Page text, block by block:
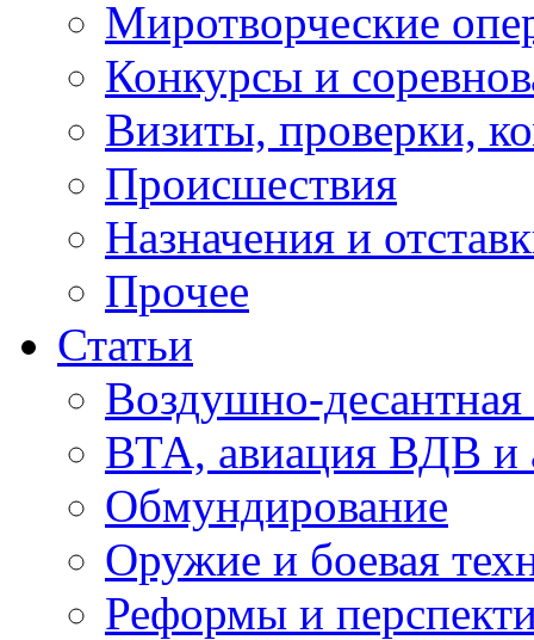
Миротворческие
Конкурсы и
Визиты, проверки,
Происшествия
Назначения и
Прочее
Статьи
Воздушно-десантная
ВТА, авиация ВДВ и
Обмундирование
Оружие и боевая
Реформы и